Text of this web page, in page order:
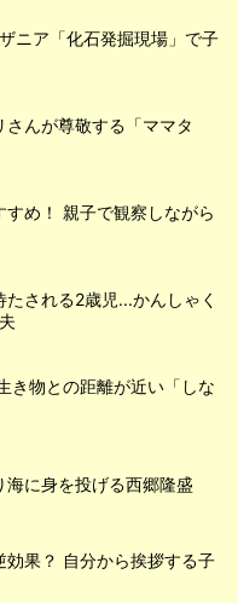
ニア「化石発掘現場」で子
んが尊敬する「ママタ
め！ 親子で観察しながら
される2歳児...かんしゃく
き物との距離が近い「しな
に身を投げる西郷隆盛
効果？ 自分から挨拶する子